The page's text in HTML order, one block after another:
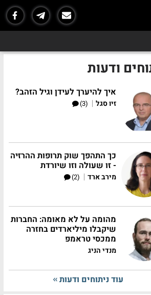
ודעות
איך להיערך לעידן וגיל הזהב?
זיו סגל |
(3)
כך התהפך שוק תרופות ההרזיה
- זו שעולה וזו שיורדת
מירב ארד |
(2)
מהומה על לא מאומה: החברות
שיקבלו מיליארדים בחזרה
ממכסי טראמפ
מנדי הניג
עוד ניתוחים ודעות